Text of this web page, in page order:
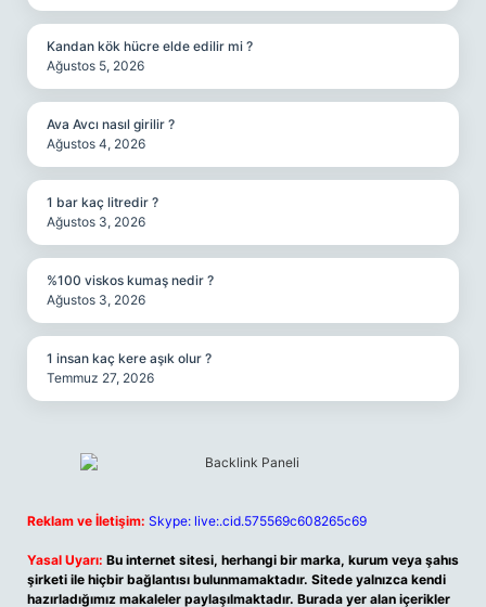
Kandan kök hücre elde edilir mi ?
Ağustos 5, 2026
Ava Avcı nasıl girilir ?
Ağustos 4, 2026
1 bar kaç litredir ?
Ağustos 3, 2026
%100 viskos kumaş nedir ?
Ağustos 3, 2026
1 insan kaç kere aşık olur ?
Temmuz 27, 2026
Reklam ve İletişim: Skype: live:.cid.575569c608265c69
Yasal Uyarı: Bu internet sitesi, herhangi bir marka, kurum veya şahıs
şirketi ile hiçbir bağlantısı bulunmamaktadır. Sitede yalnızca kendi
hazırladığımız makaleler paylaşılmaktadır. Burada yer alan içerikler